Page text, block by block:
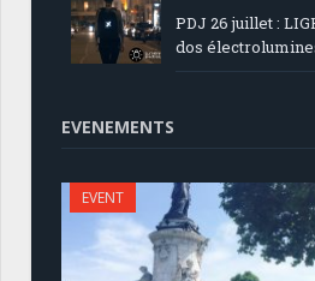
PDJ 26 juillet :
dos
EVENEMENTS
EVENT